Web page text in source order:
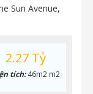
Sun Avenue,
2.27 Tỷ
tích:46m2 m2